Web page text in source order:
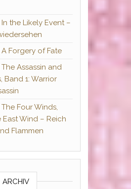
the Likely Event –
Forgery of Fate
Assassin and
Band 1: Warrior
Four Winds,
East Wind – Reich
Flammen
ARCHIV